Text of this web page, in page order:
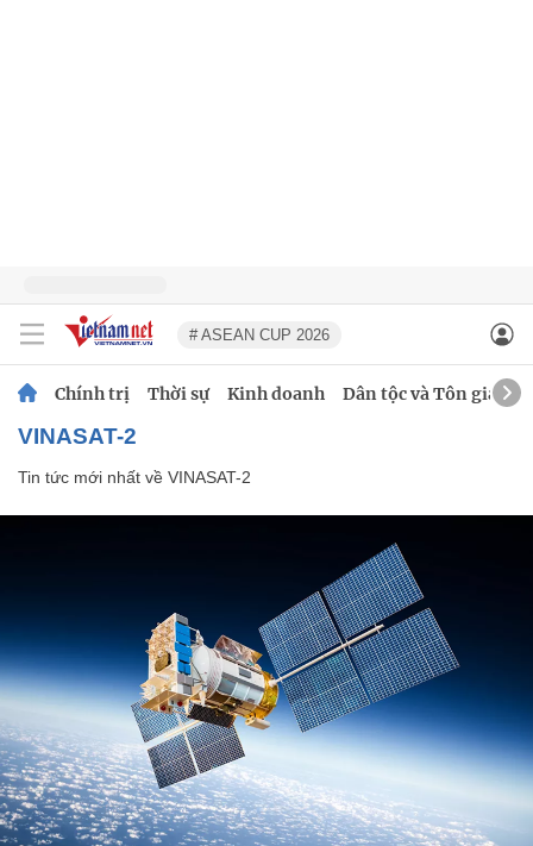
# ASEAN CUP 2026
Chính trị Thời sự Kinh doanh Dân tộc và Tôn giáo
VINASAT-2
Tin tức mới nhất về VINASAT-2